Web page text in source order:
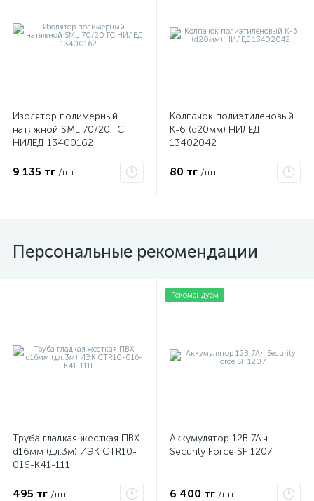
Изолятор полимерный
натяжной SML 70/20 ГС
НИЛЕД 13400162
9 135 тг /шт
Колпачок полиэтиленовый
К-6 (d20мм) НИЛЕД
13402042
80 тг /шт
Персональные рекомендации
Труба гладкая жесткая ПВХ
d16мм (дл.3м) ИЭК CTR10-
016-K41-111I
495 тг /шт
Рекомендуем
Аккумулятор 12В 7А.ч
Security Force SF 1207
6 400 тг /шт